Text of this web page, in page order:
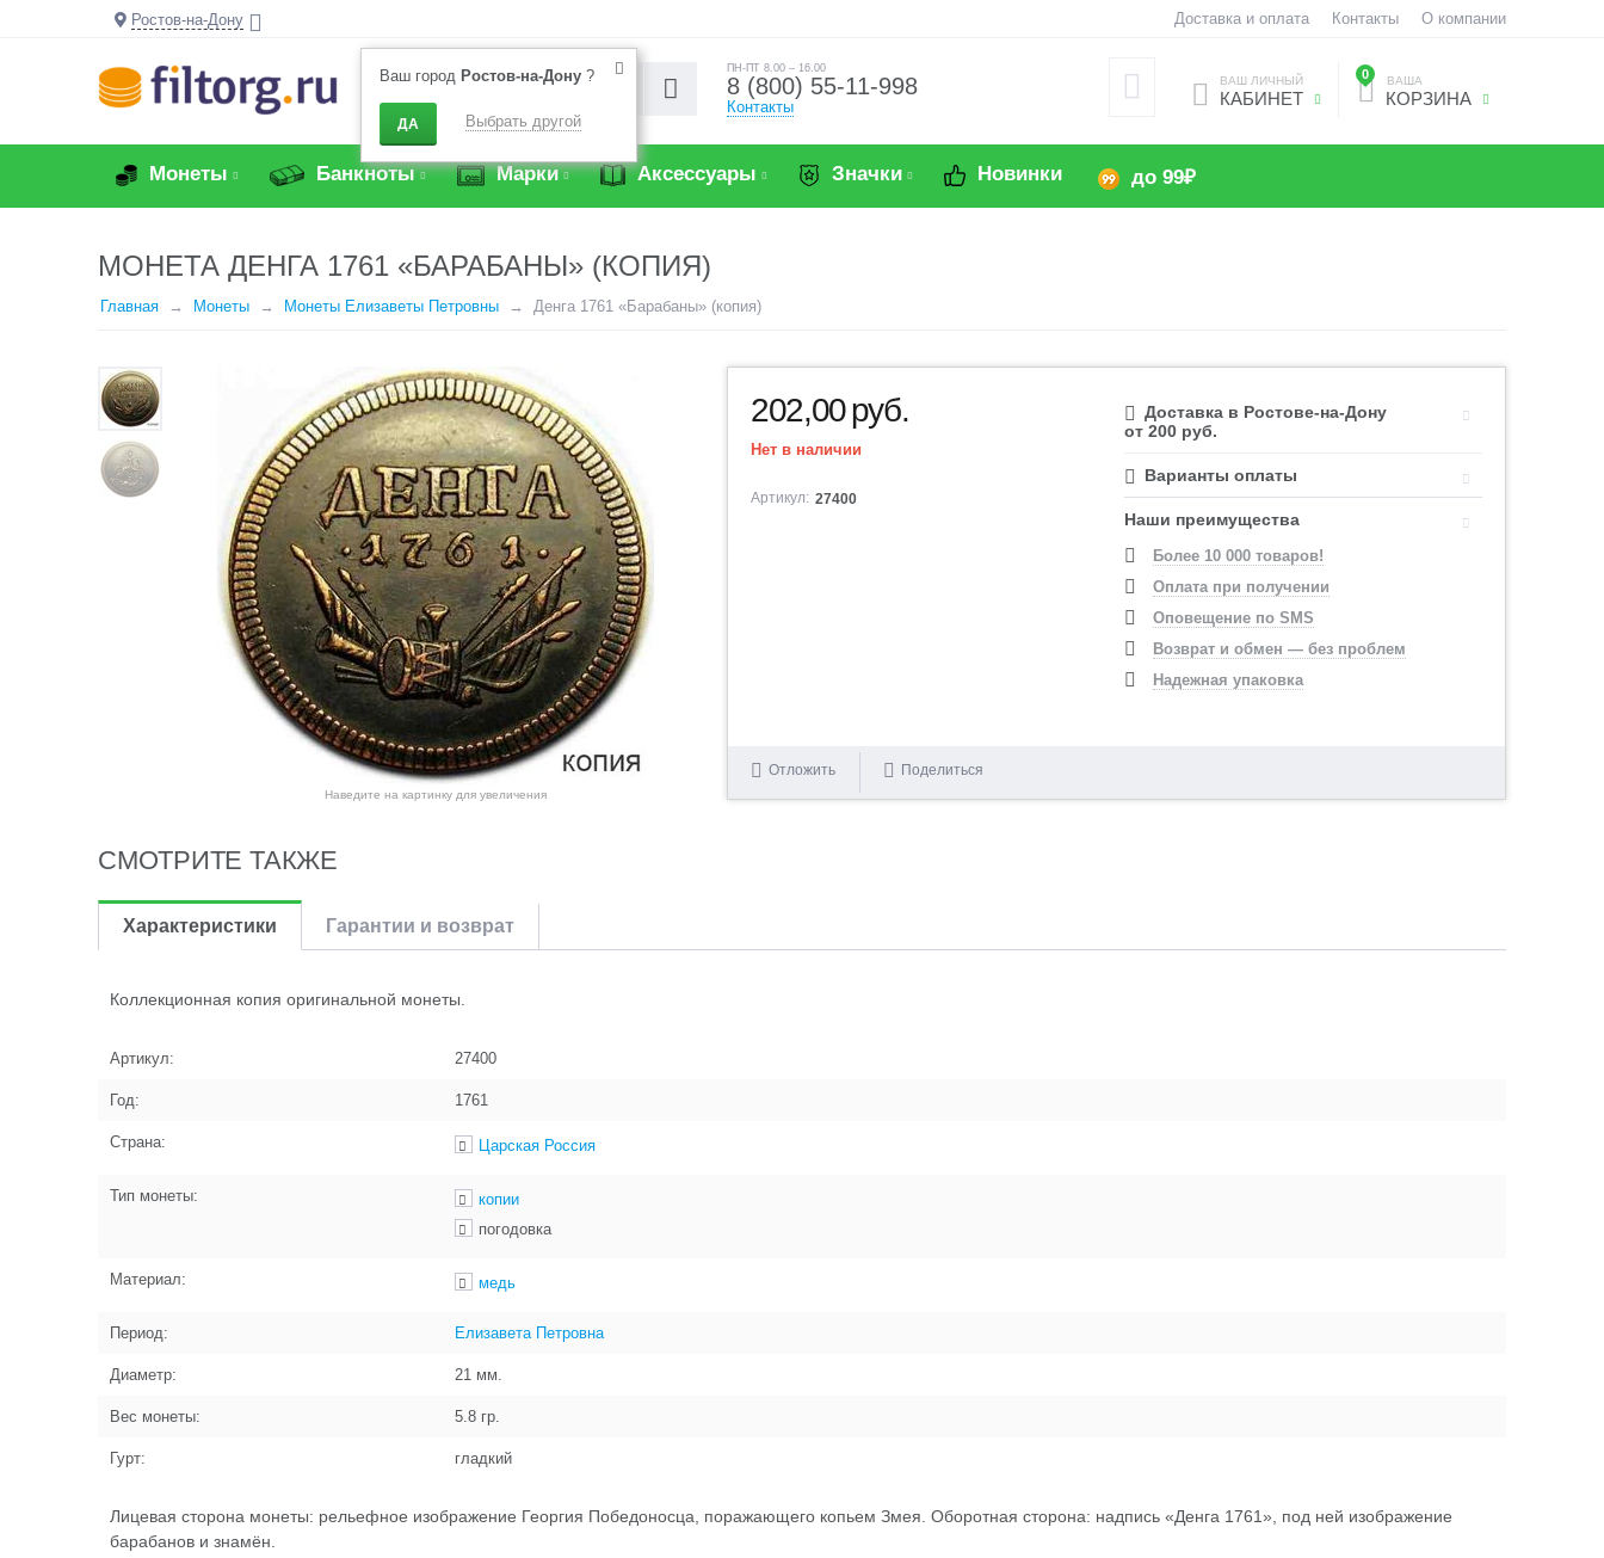
Ростов-на-Дону
Ваш город Ростов-на-Дону ?
ДА Выбрать другой
Доставка и оплата Контакты О компании
ПН-ПТ 8.00 – 16.00
8 (800) 55-11-998
Контакты
0 ВАША
КОРЗИНА
ВАШ ЛИЧНЫЙ
КАБИНЕТ
Монеты Банкноты Марки Аксессуары Значки Новинки до 99₽
МОНЕТА ДЕНГА 1761 «БАРАБАНЫ» (КОПИЯ)
Главная Монеты Монеты Елизаветы Петровны Денга 1761 «Барабаны» (копия)
Наведите на картинку для увеличения
202,00руб.
Нет в наличии
Артикул: 27400
Доставка в Ростове-на-Дону
от 200 руб.
Варианты оплаты
Наши преимущества
Более 10 000 товаров!
Оплата при получении
Оповещение по SMS
Возврат и обмен — без проблем
Надежная упаковка
Отложить Поделиться
СМОТРИТЕ ТАКЖЕ
Характеристики Гарантии и возврат
Коллекционная копия оригинальной монеты.
Артикул: 27400
Год: 1761
Страна: Царская Россия
Тип монеты:
копии
погодовка
Материал: медь
Период: Елизавета Петровна
Диаметр: 21 мм.
Вес монеты: 5.8 гр.
Гурт: гладкий
Лицевая сторона монеты: рельефное изображение Георгия Победоносца, поражающего копьем Змея. Оборотная сторона: надпись «Денга 1761», под ней изображение
барабанов и знамён.